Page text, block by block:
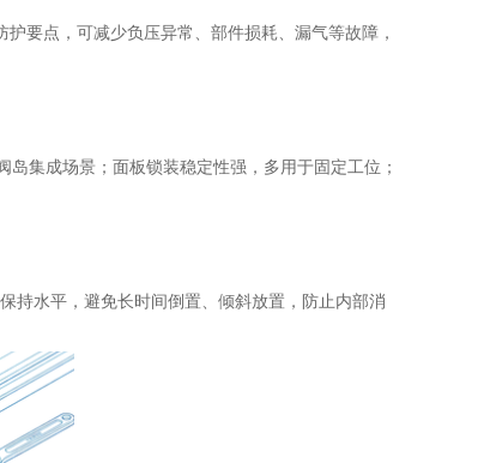
要点，可减少负压异常、部件损耗、漏气等故障，
集成场景；面板锁装稳定性强，多用于固定工位；
持水平，避免长时间倒置、倾斜放置，防止内部消